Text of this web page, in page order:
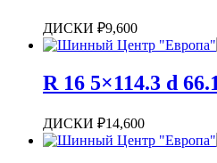
ДИСКИ ₽9,600
R 16 5×114.3 d
ДИСКИ ₽14,600